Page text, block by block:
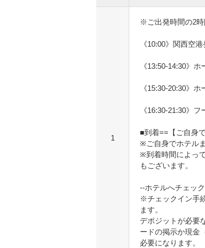
1
※ご出発時間の2
《10:00》関西空港
《13:50-14:30》
《15:30-20:30》ホ
《16:30-21:30》
■到着==【ご自身
※ご自身でホテル
※到着時間によっ
もございます。
--ホテルへチェッ
※チェックイン手
ます。
デポジットが必要
ードの掲示か現金
必要になります。